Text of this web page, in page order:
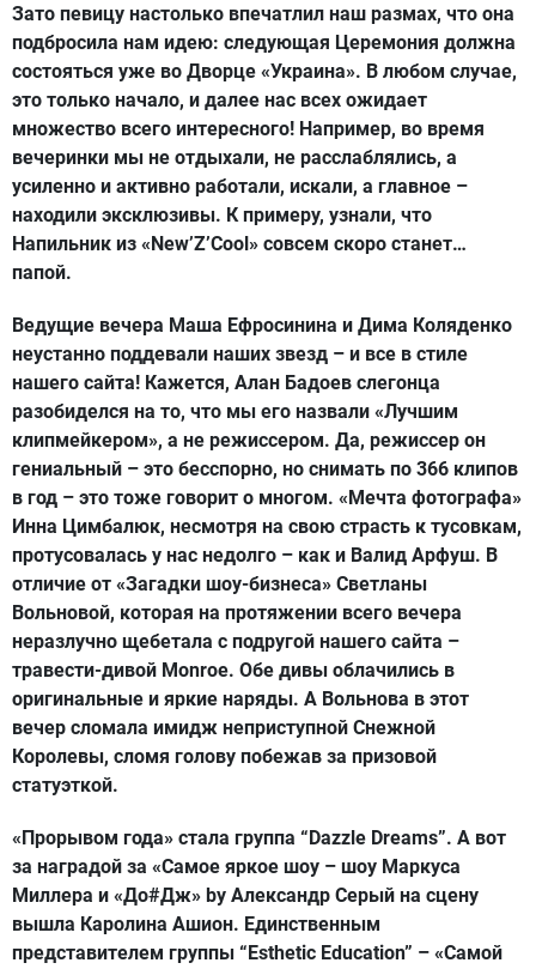
Зато певицу настолько впечатлил наш размах, что она
подбросила нам идею: следующая Церемония должна
состояться уже во Дворце «Украина». В любом случае,
это только начало, и далее нас всех ожидает
множество всего интересного! Например, во время
вечеринки мы не отдыхали, не расслаблялись, а
усиленно и активно работали, искали, а главное –
находили эксклюзивы. К примеру, узнали, что
Напильник из «New’Z’Cool» совсем скоро станет…
папой.
Ведущие вечера Маша Ефросинина и Дима Коляденко
неустанно поддевали наших звезд – и все в стиле
нашего сайта! Кажется, Алан Бадоев слегонца
разобиделся на то, что мы его назвали «Лучшим
клипмейкером», а не режиссером. Да, режиссер он
гениальный – это бесспорно, но снимать по 366 клипов
в год – это тоже говорит о многом. «Мечта фотографа»
Инна Цимбалюк, несмотря на свою страсть к тусовкам,
протусовалась у нас недолго – как и Валид Арфуш. В
отличие от «Загадки шоу-бизнеса» Светланы
Вольновой, которая на протяжении всего вечера
неразлучно щебетала с подругой нашего сайта –
травести-дивой Monroe. Обе дивы облачились в
оригинальные и яркие наряды. А Вольнова в этот
вечер сломала имидж неприступной Снежной
Королевы, сломя голову побежав за призовой
статуэткой.
«Прорывом года» стала группа “Dazzle Dreams”. А вот
за наградой за «Самое яркое шоу – шоу Маркуса
Миллера и «До#Дж» by Александр Серый на сцену
вышла Каролина Ашион. Единственным
представителем группы “Esthetic Education” – «Самой